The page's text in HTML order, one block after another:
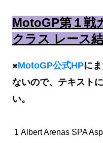
MotoGP第１戦
クラス レース
※MotoGP公式HPに
ないので、テキスト
い。
1 Albert Arenas SPA